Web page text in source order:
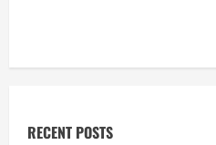
RECENT POSTS